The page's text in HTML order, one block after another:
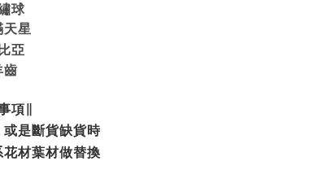
球
天星
亞
齒
項∥
或是斷貨缺貨時
材葉材做替換